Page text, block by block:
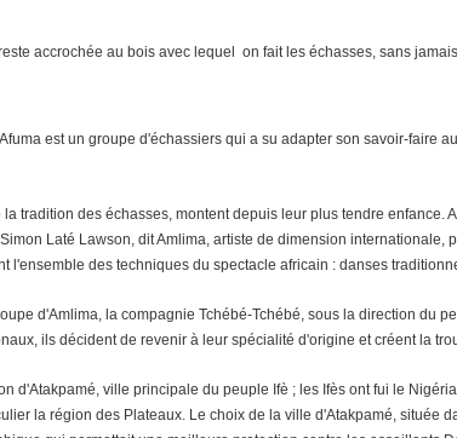
accrochée au bois avec lequel on fait les échasses, sans
est un groupe d'échassiers qui a su adapter son savoir-faire
tradition des échasses, montent depuis leur plus tendre enfance.
Laté Lawson, dit Amlima, artiste de dimension
des techniques du spectacle africain : danses
d'Amlima, la compagnie Tchébé-Tchébé, sous la direction du
ils décident de revenir à leur spécialité d'origine et créent la
d'Atakpamé, ville principale du peuple Ifè ; les Ifès ont fui le
la région des Plateaux. Le choix de la ville d'Atakpamé, située